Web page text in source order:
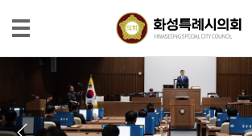
본문으로 바로가기
메인메뉴 바로가기
회
소